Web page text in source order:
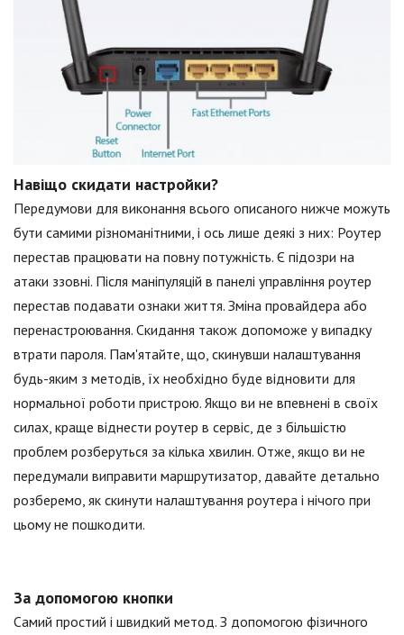
Навіщо скидати настройки?
Передумови для виконання всього описаного нижче можуть
бути самими різноманітними, і ось лише деякі з них: Роутер
перестав працювати на повну потужність. Є підозри на
атаки ззовні. Після маніпуляцій в панелі управління роутер
перестав подавати ознаки життя. Зміна провайдера або
перенастроювання. Скидання також допоможе у випадку
втрати пароля. Пам'ятайте, що, скинувши налаштування
будь-яким з методів, їх необхідно буде відновити для
нормальної роботи пристрою. Якщо ви не впевнені в своїх
силах, краще віднести роутер в сервіс, де з більшістю
проблем розберуться за кілька хвилин. Отже, якщо ви не
передумали виправити маршрутизатор, давайте детально
розберемо, як скинути налаштування роутера і нічого при
цьому не пошкодити.
За допомогою кнопки
Самий простий і швидкий метод. З допомогою фізичного